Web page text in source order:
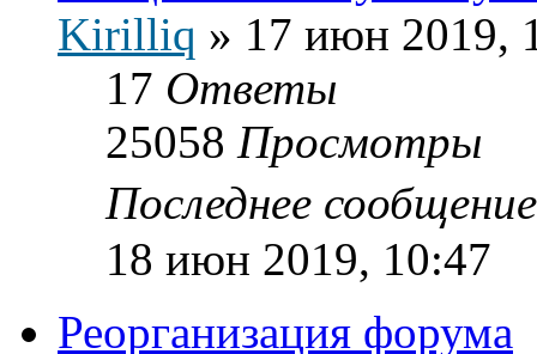
Kirilliq » 17 июн 2019,
17 Ответы
25058 Просмотры
Последнее
18 июн 2019, 10:47
Реорганизация форума